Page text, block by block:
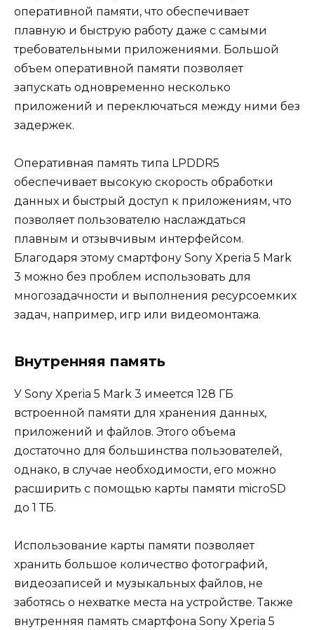
оперативной памяти, что обеспечивает
плавную и быструю работу даже с самыми
требовательными приложениями. Большой
объем оперативной памяти позволяет
запускать одновременно несколько
приложений и переключаться между ними без
задержек.
Оперативная память типа LPDDR5
обеспечивает высокую скорость обработки
данных и быстрый доступ к приложениям, что
позволяет пользователю наслаждаться
плавным и отзывчивым интерфейсом.
Благодаря этому смартфону Sony Xperia 5 Mark
3 можно без проблем использовать для
многозадачности и выполнения ресурсоемких
задач, например, игр или видеомонтажа.
Внутренняя память
У Sony Xperia 5 Mark 3 имеется 128 ГБ
встроенной памяти для хранения данных,
приложений и файлов. Этого объема
достаточно для большинства пользователей,
однако, в случае необходимости, его можно
расширить с помощью карты памяти microSD
до 1 ТБ.
Использование карты памяти позволяет
хранить большое количество фотографий,
видеозаписей и музыкальных файлов, не
заботясь о нехватке места на устройстве. Также
внутренняя память смартфона Sony Xperia 5